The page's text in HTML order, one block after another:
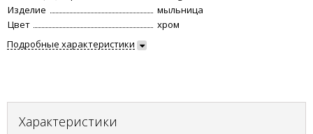
Изделие
мыльница
Цвет
хром
Подробные характеристики
Характеристики